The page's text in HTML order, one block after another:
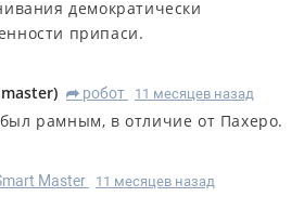
демократически
припаси.
) R робот 11 месяцев назад
рамным, в отличие от Пахеро.
Master 11 месяцев назад